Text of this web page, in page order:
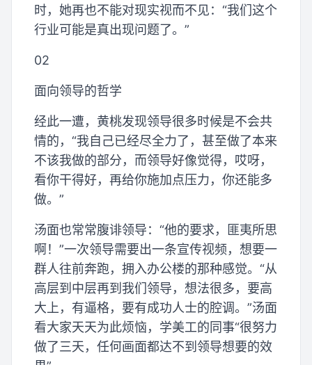
时，她再也不能对现实视而不见：“我们这个
行业可能是真出现问题了。”
02
面向领导的哲学
经此一遭，黄桃发现领导很多时候是不会共
情的，“我自己已经尽全力了，甚至做了本来
不该我做的部分，而领导好像觉得，哎呀，
看你干得好，再给你施加点压力，你还能多
做。”
汤面也常常腹诽领导：“他的要求，匪夷所思
啊！”一次领导需要出一条宣传视频，想要一
群人往前奔跑，拥入办公楼的那种感觉。“从
高层到中层再到我们领导，想法很多，要高
大上，有逼格，要有成功人士的腔调。”汤面
看大家天天为此烦恼，学美工的同事“很努力
做了三天，任何画面都达不到领导想要的效